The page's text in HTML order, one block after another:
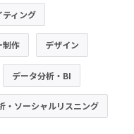
ィング
制作 デザイン
データ分析・BI
・ソーシャルリスニング